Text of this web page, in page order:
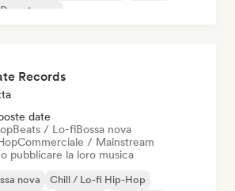
Records
date
Beats / Lo-fiBossa nova
Commerciale / Mainstream
pubblicare la loro musica
nova
Chill / Lo-fi Hip-Hop